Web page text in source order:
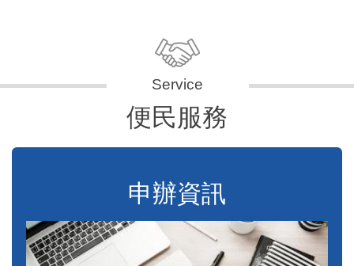
便民服務
申辦資訊